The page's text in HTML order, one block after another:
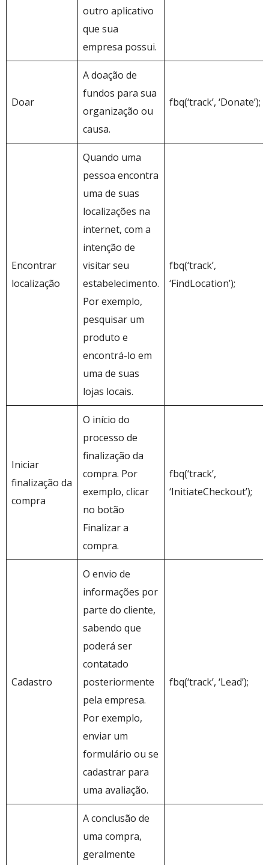
outro aplicativo
que sua
empresa possui.
Doar
A doação de
fundos para sua
organização ou
causa.
fbq(‘track’, ‘Donate’);
Encontrar
localização
Quando uma
pessoa encontra
uma de suas
localizações na
internet, com a
intenção de
visitar seu
estabelecimento.
Por exemplo,
pesquisar um
produto e
encontrá-lo em
uma de suas
lojas locais.
fbq(‘track’,
‘FindLocation’);
Iniciar
finalização da
compra
O início do
processo de
finalização da
compra. Por
exemplo, clicar
no botão
Finalizar a
compra.
fbq(‘track’,
‘InitiateCheckout’);
Cadastro
O envio de
informações por
parte do cliente,
sabendo que
poderá ser
contatado
posteriormente
pela empresa.
Por exemplo,
enviar um
formulário ou se
cadastrar para
uma avaliação.
fbq(‘track’, ‘Lead’);
A conclusão de
uma compra,
geralmente